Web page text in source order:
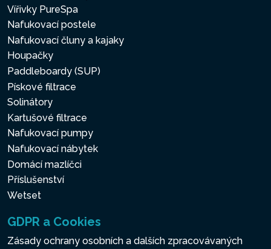
Vířivky PureSpa
Nafukovací postele
Nafukovací čluny a kajaky
Houpačky
Paddleboardy (SUP)
Pískové filtrace
Solinátory
Kartušové filtrace
Nafukovací pumpy
Nafukovací nábytek
Domácí mazlíčci
Příslušenství
Wetset
GDPR a Cookies
Zásady ochrany osobních a dalších zpracovávaných